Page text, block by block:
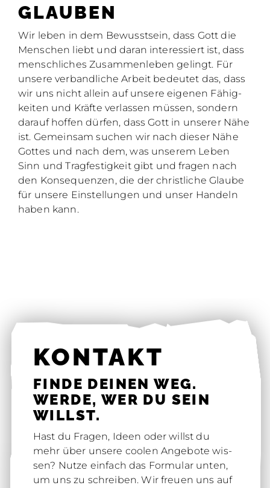
GLAU­BEN
Wir le­ben in dem Be­wusst­sein, dass Gott die
Men­schen liebt und dar­an in­ter­es­siert ist, dass
mensch­li­ches Zu­sam­men­le­ben ge­lingt. Für
un­se­re ver­band­li­che Ar­beit be­deu­tet das, dass
wir uns nicht al­lein auf un­se­re ei­ge­nen Fä­hig­
kei­ten und Kräf­te ver­las­sen müs­sen, son­dern
dar­auf hof­fen dür­fen, dass Gott in un­se­rer Nähe
ist. Ge­mein­sam su­chen wir nach die­ser Nähe
Got­tes und nach dem, was un­se­rem Le­ben
Sinn und Trag­fes­tig­keit gibt und fra­gen nach
den Kon­se­quen­zen, die der christ­li­che Glau­be
für un­se­re Ein­stel­lun­gen und un­ser Han­deln
ha­ben kann.
KON­TAKT
FIN­DE DEI­NEN WEG.
WER­DE, WER DU SEIN
WILLST.
Hast du Fra­gen, Ideen oder willst du
mehr über un­se­re coo­len An­ge­bo­te wis­
sen? Nut­ze ein­fach das For­mu­lar un­ten,
um uns zu schrei­ben. Wir freu­en uns auf